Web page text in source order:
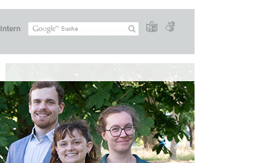
Intern